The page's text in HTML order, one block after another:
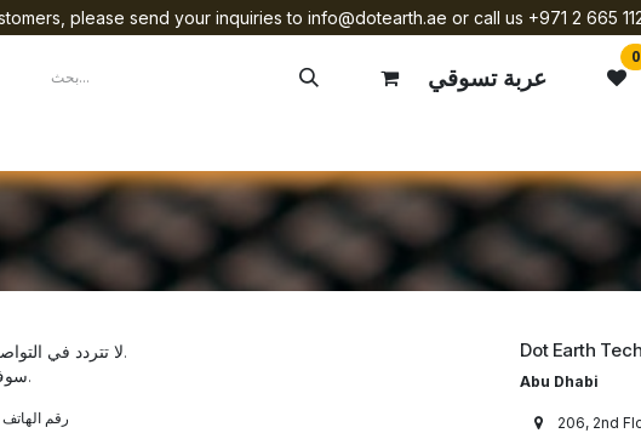
please send your inquiries to info@dotearth.ae or call us +971 2 665
عربة تسوقي
0
لا تتردد في التواصل معنا إذا كان لديك أي استفسار متعلق بشركتنا أو خدماتنا.
سوف نبذل قصارى جهدنا للتواصل معك في أقرب وقت ممكن.
رقم الهاتف
Dot Earth
Abu Dhabi
206, 2nd